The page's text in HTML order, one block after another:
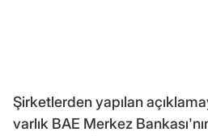
Şirketlerden yapılan
varlık BAE Merkez